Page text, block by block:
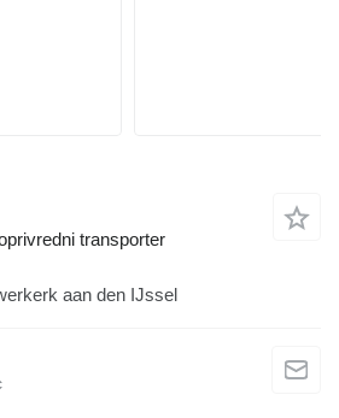
transporter
aan den IJssel